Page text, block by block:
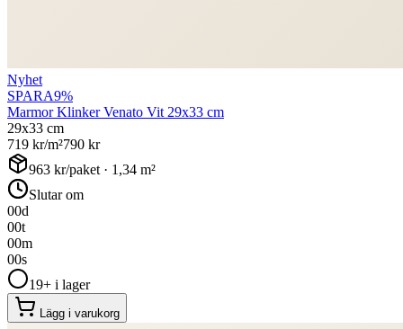
Nyhet
SPARA9%
Marmor Klinker Venato Vit 29x33 cm
29x33 cm
719 kr/m²790 kr
963 kr/paket · 1,34 m²
Slutar om
00d
00t
00m
00s
19+ i lager
Lägg i varukorg